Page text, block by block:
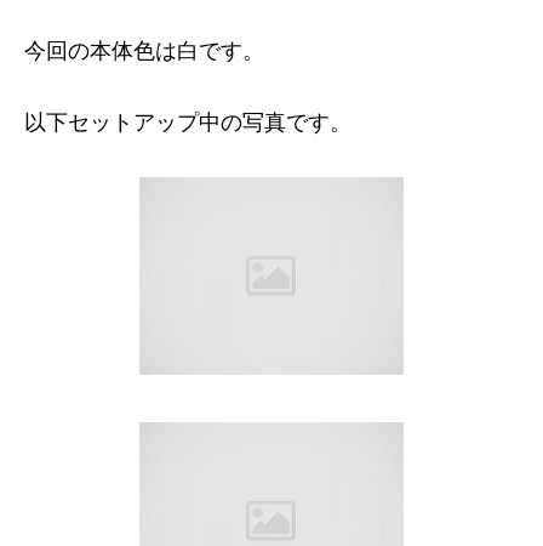
今回の本体色は白です。
以下セットアップ中の写真です。